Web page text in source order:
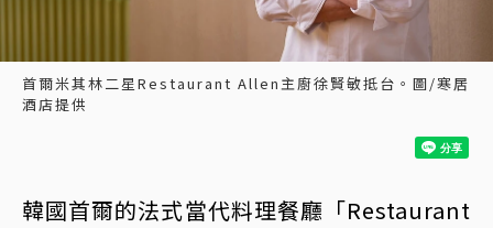
首爾米其林二星Restaurant Allen主廚徐賢敏抵台。圖/寒居
酒店提供
韓國首爾的法式當代料理餐廳「Restaurant